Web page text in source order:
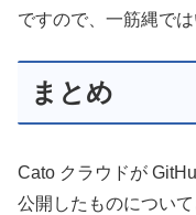
ですので、一筋縄で
まとめ
Cato クラウドが
公開したものについ